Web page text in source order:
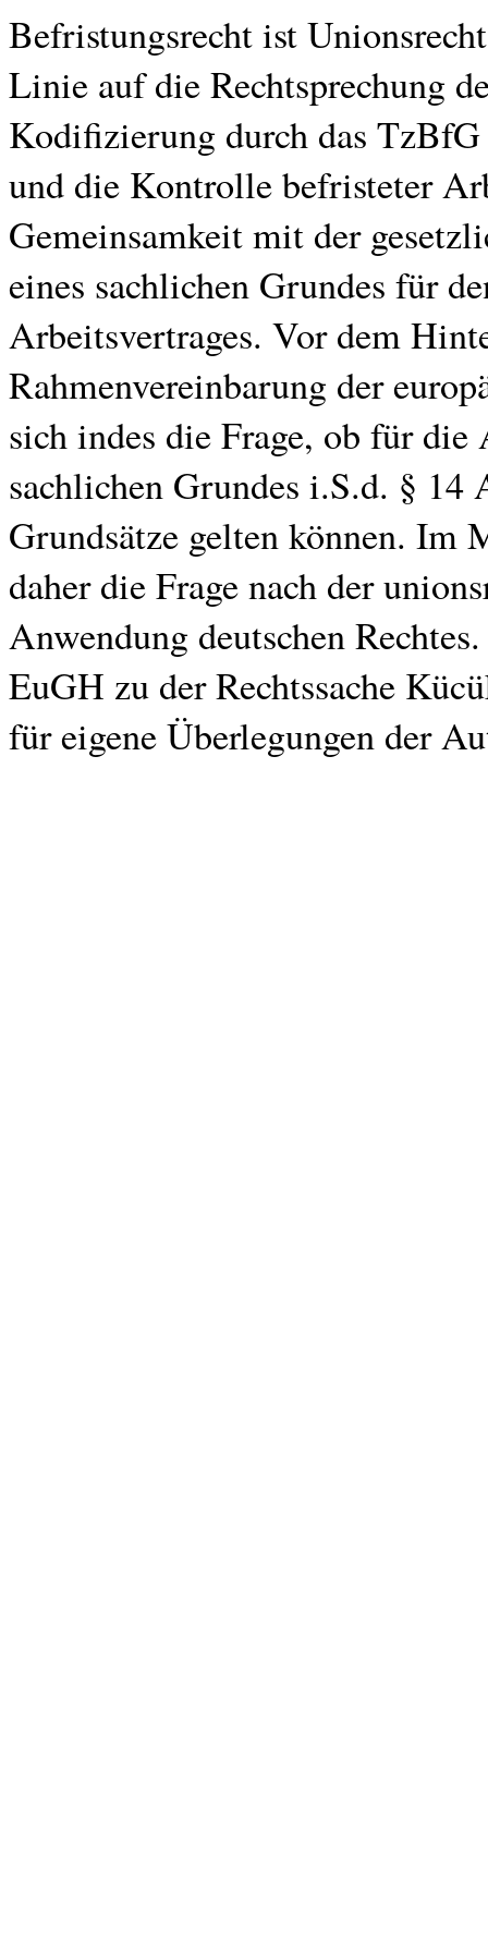
Befristungsrecht ist
Linie auf die Rechtsprechung
Kodifizierung durch das
und die Kontrolle befristeter
Gemeinsamkeit mit der
eines sachlichen Grundes für
Arbeitsvertrages. Vor dem
Rahmenvereinbarung der
sich indes die Frage, ob für die
sachlichen Grundes i.S.d. §
Grundsätze gelten können. Im
daher die Frage nach der
Anwendung deutschen
EuGH zu der Rechtssache
für eigene Überlegungen der